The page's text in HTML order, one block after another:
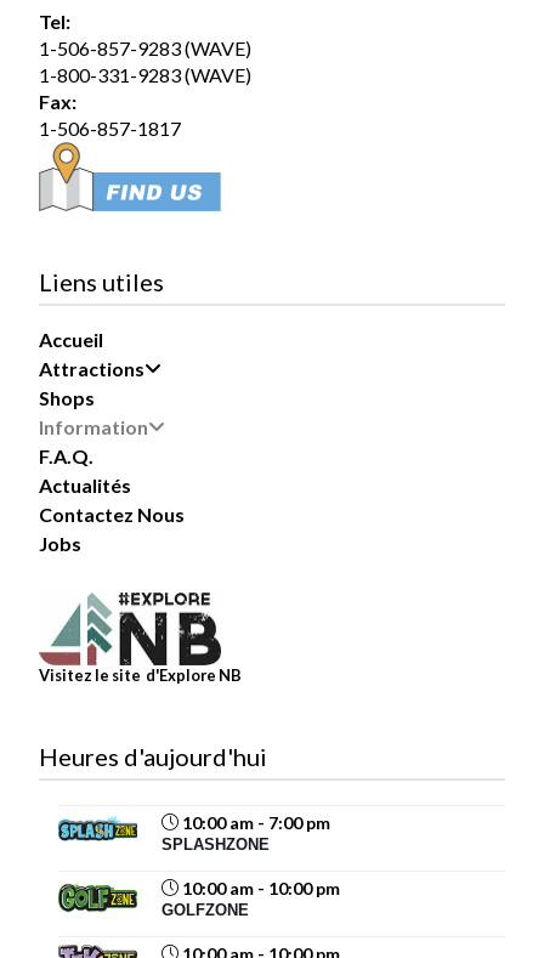
Tel:
1-506-857-9283 (WAVE)
1-800-331-9283 (WAVE)
Fax:
1-506-857-1817
Liens utiles
Accueil
Attractions
Shops
Information
F.A.Q.
Actualités
Contactez Nous
Jobs
Visitez le site d'Explore NB
Heures d'aujourd'hui
10:00 am - 7:00 pm
SPLASHZONE
10:00 am - 10:00 pm
GOLFZONE